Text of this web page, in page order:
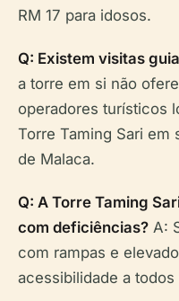
RM 17 para idosos.
Q: Existem visitas
a torre em si não
operadores turísticos
Torre Taming Sari em
de Malaca.
Q: A Torre Taming
com deficiências? A:
com rampas e
acessibilidade a